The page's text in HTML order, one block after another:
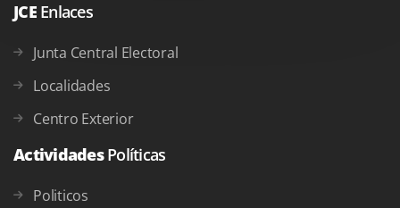
JCE Enlaces
Junta Central Electoral
Localidades
Centro Exterior
ActividadesPolíticas
Politicos